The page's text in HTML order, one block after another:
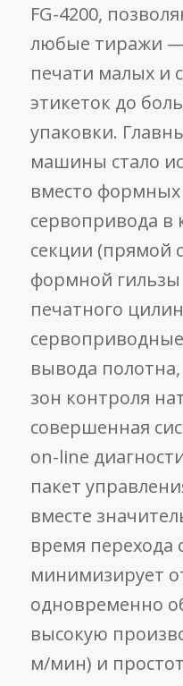
FG-4200,
любые тиражи
печати малых и
этикеток до
упаковки.
машины стало
вместо
сервопривода в
секции (прямой
формной
печатного
вывода
зон контроля
совершенная
on-line
пакет
вместе
время перехода
минимизирует
одновременно
высокую
м/мин) и